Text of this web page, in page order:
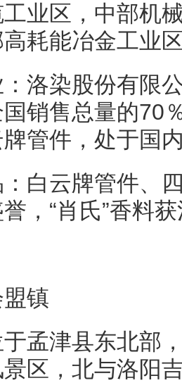
业区，中部机
耗能冶金工业
洛染股份有限
销售总量的70
管件，处于国
白云牌管件、
，“肖氏”香料
镇
孟津县东北部
区，北与洛阳